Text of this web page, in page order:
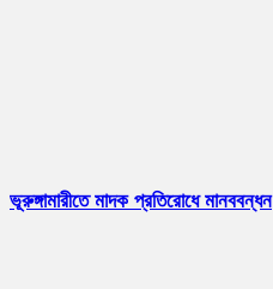
ভূরুঙ্গামারীতে মাদক প্রতিরোধে মানববন্ধন